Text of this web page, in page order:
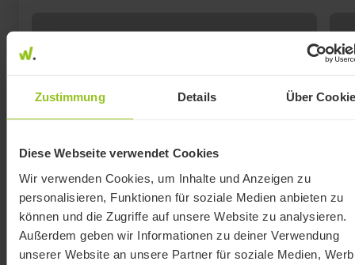
Zustimmung Details Über
Diese Webseite verwendet Cookies
Wir verwenden Cookies, um Inhalte und Anzeigen zu
personalisieren, Funktionen für soziale Medien anbieten zu
können und die Zugriffe auf unsere Website zu analysieren.
Außerdem geben wir Informationen zu deiner Verwendung
unserer Website an unsere Partner für soziale Medien,